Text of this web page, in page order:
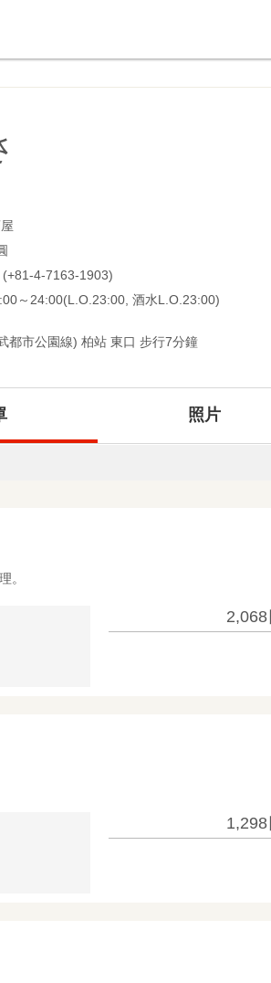
4-7163-1903)
～24:00(L.O.23:00, 酒水L.O.23:00)
都市公園線) 柏站 東口 步行7分鐘
照片
。
2,068
1,298